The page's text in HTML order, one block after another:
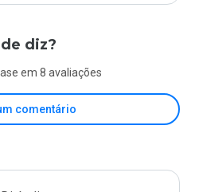
diz?
em 8 avaliações
comentário